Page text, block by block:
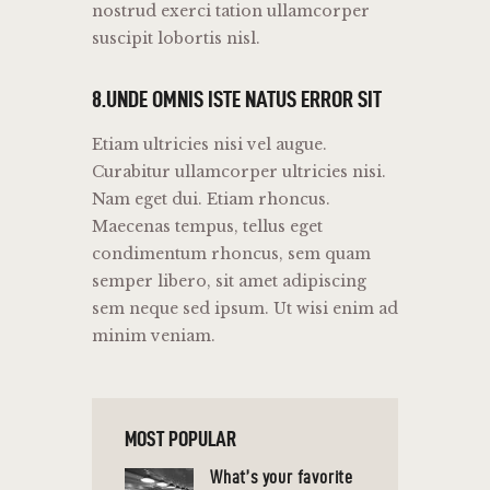
nostrud exerci tation ullamcorper
suscipit lobortis nisl.
8.UNDE OMNIS ISTE NATUS ERROR SIT
Etiam ultricies nisi vel augue.
Curabitur ullamcorper ultricies nisi.
Nam eget dui. Etiam rhoncus.
Maecenas tempus, tellus eget
condimentum rhoncus, sem quam
semper libero, sit amet adipiscing
sem neque sed ipsum. Ut wisi enim ad
minim veniam.
MOST POPULAR
What’s your favorite